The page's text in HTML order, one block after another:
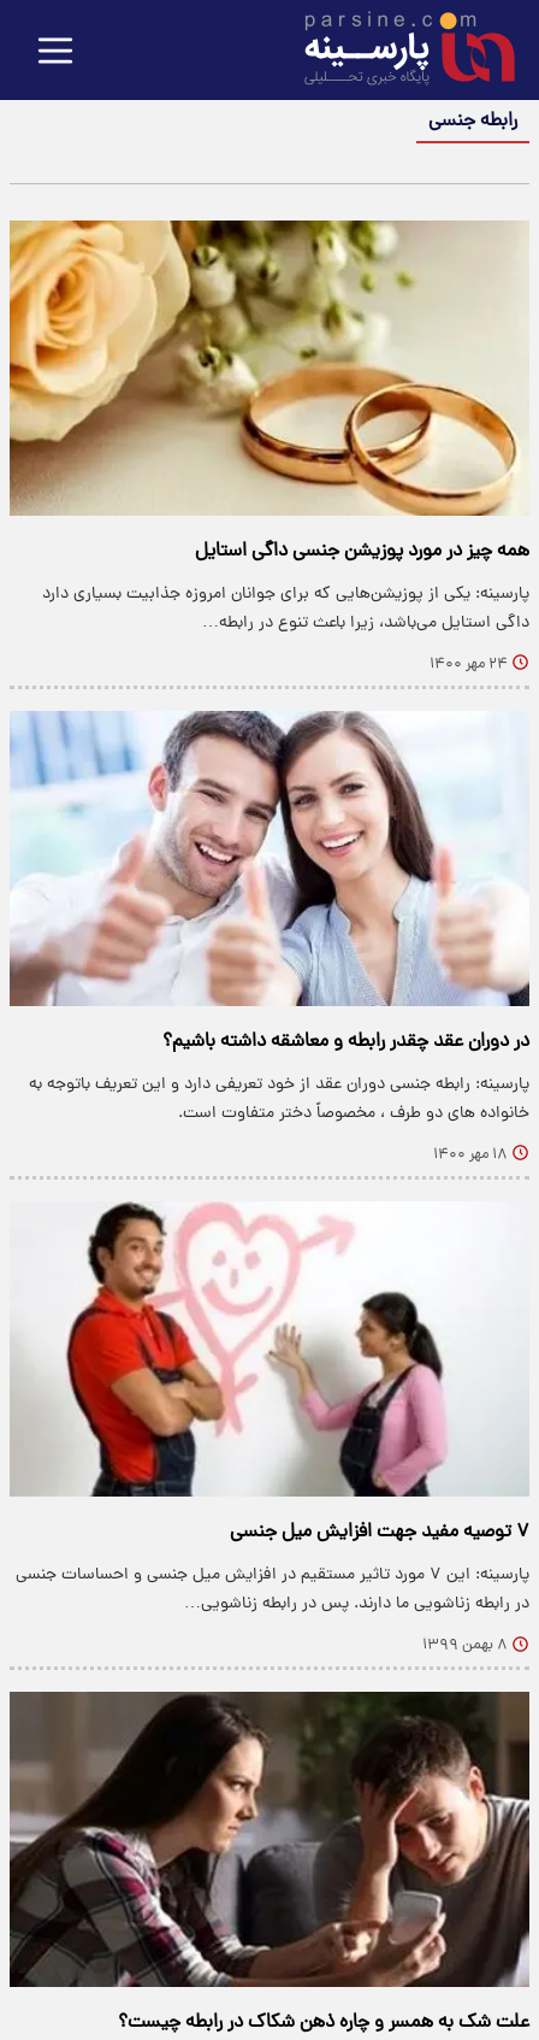
رابطه جنسی
همه چیز در مورد پوزیشن جنسی داگی استایل
پارسینه: یکی از پوزیشن‌هایی که برای جوانان امروزه جذابیت بسیاری دارد
داگی استایل می‌باشد، زیرا باعث تنوع در رابطه…
۲۴ مهر ۱۴۰۰
در دوران عقد چقدر رابطه و معاشقه داشته باشیم؟
پارسینه: رابطه جنسی دوران عقد از خود تعریفی دارد و این تعریف باتوجه به
خانواده های دو طرف ، مخصوصاً دختر متفاوت است.
۱۸ مهر ۱۴۰۰
۷ توصیه مفید جهت افزایش میل جنسی
پارسینه: این ۷ مورد تاثیر مستقیم در افزایش میل جنسی و احساسات جنسی
در رابطه زناشویی ما دارند. پس در رابطه زناشویی…
۸ بهمن ۱۳۹۹
علت شک به همسر و چاره ذهن شکاک در رابطه چیست؟